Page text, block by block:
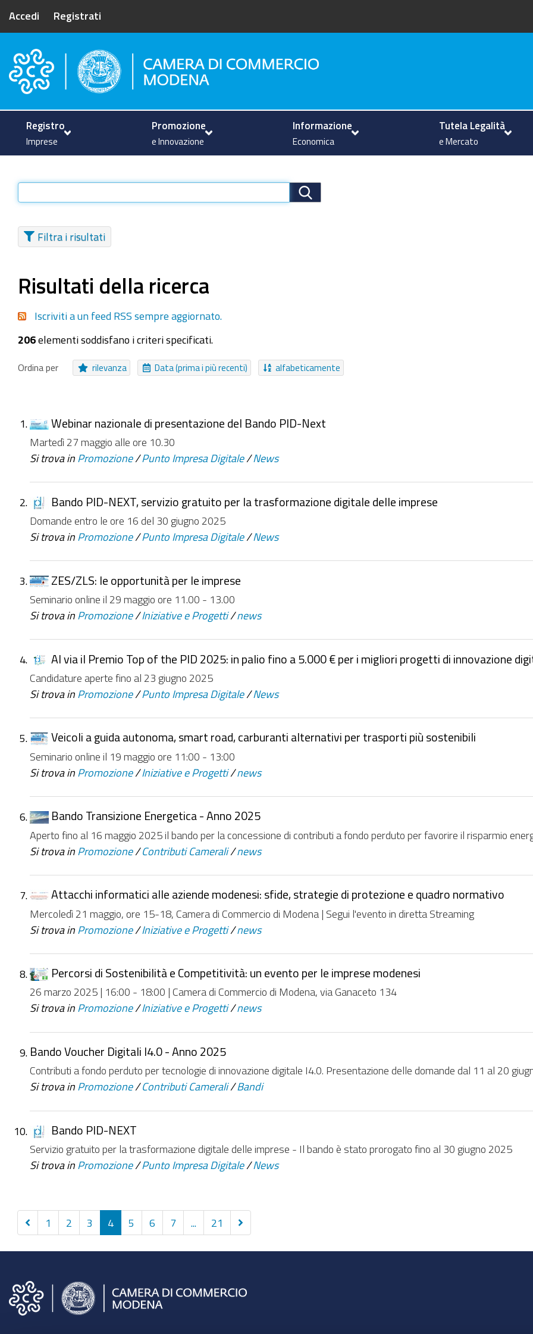
Accedi Registrati
Camera di Commercio di Modena
Registro
Imprese
Promozione
e Innovazione
Informazione
Economica
Tutela Legalità
e Mercato
Filtra i risultati
Seleziona tutti o nessuno
Procedure
Area Tematica Collezione Inviabile
Bando
Canale Collezione File
Da ieri Nell'ultima settimana Nell'ultimo mese Da sempre
Risultati della ricerca
Iscriviti a un feed RSS sempre aggiornato.
206 elementi soddisfano i criteri specificati.
Ordina per rilevanza Data (prima i più recenti) alfabeticamente
Webinar nazionale di presentazione del Bando PID-Next
Martedì 27 maggio alle ore 10.30
Si trova in Promozione /Punto Impresa Digitale /News
Bando PID-NEXT, servizio gratuito per la trasformazione digitale delle imprese
Domande entro le ore 16 del 30 giugno 2025
Si trova in Promozione /Punto Impresa Digitale /News
ZES/ZLS: le opportunità per le imprese
Seminario online il 29 maggio ore 11.00 - 13.00
Si trova in Promozione /Iniziative e Progetti /news
Al via il Premio Top of the PID 2025: in palio fino a 5.000 € per i migliori progetti di innovazione
Candidature aperte fino al 23 giugno 2025
Si trova in Promozione /Punto Impresa Digitale /News
Veicoli a guida autonoma, smart road, carburanti alternativi per trasporti più sostenibili
Seminario online il 19 maggio ore 11:00 - 13:00
Si trova in Promozione /Iniziative e Progetti /news
Bando Transizione Energetica - Anno 2025
Aperto fino al 16 maggio 2025 il bando per la concessione di contributi a fondo perduto per favorire il risparmio
Si trova in Promozione /Contributi Camerali /news
Attacchi informatici alle aziende modenesi: sfide, strategie di protezione e quadro normativo
Mercoledì 21 maggio, ore 15-18, Camera di Commercio di Modena | Segui l'evento in diretta Streaming
Si trova in Promozione /Iniziative e Progetti /news
Percorsi di Sostenibilità e Competitività: un evento per le imprese modenesi
26 marzo 2025 | 16:00 - 18:00 | Camera di Commercio di Modena, via Ganaceto 134
Si trova in Promozione /Iniziative e Progetti /news
Bando Voucher Digitali I4.0 - Anno 2025
Contributi a fondo perduto per tecnologie di innovazione digitale I4.0. Presentazione delle domande dal 11 al 20
Si trova in Promozione /Contributi Camerali /Bandi
Bando PID-NEXT
Servizio gratuito per la trasformazione digitale delle imprese - Il bando è stato prorogato fino al 30 giugno 2025
Si trova in Promozione /Punto Impresa Digitale /News
Precedenti
10
1 2 3 4 5 6 7 21
Successivi
10